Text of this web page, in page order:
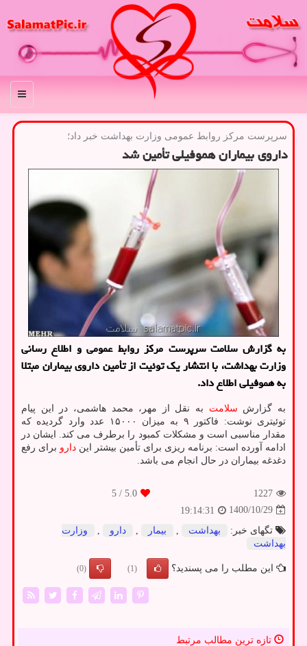
منو
سرپرست مركز روابط عمومی وزارت بهداشت خبر داد؛
داروی بیماران هموفیلی تأمین شد
به گزارش سلامت سرپرست مرکز روابط عمومی و اطلاع رسانی
وزارت بهداشت، با انتشار یک توئیت از تأمین داروی بیماران مبتلا
به هموفیلی اطلاع داد.
به گزارش سلامت به نقل از مهر، محمد هاشمی، در این پیام
توئیتری نوشت: فاکتور ۹ به میزان ۱۵۰۰۰ عدد وارد گردیده که
مقدار مناسبی است و مشکلات کمبود را برطرف می کند. ایشان در
ادامه آورده است: برنامه ریزی برای تأمین بیشتر این دارو برای رفع
دغدغه بیماران در حال انجام می باشد.
1227
5.0
/ 5
1400/10/29
19:14:31
تگهای خبر:
بهداشت بیمار دارو
وزارت
بهداشت
این مطلب را می پسندید؟ (1)
(0)
تازه ترین مطالب مرتبط